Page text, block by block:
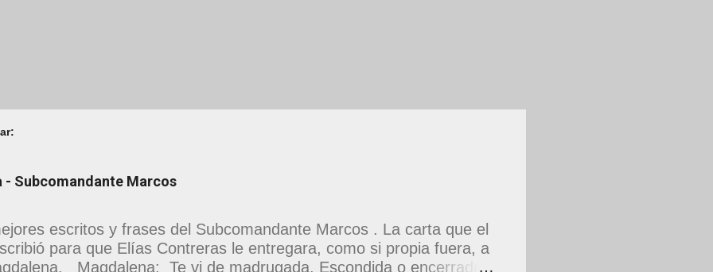
- Subcomandante Marcos
escritos y frases del Subcomandante Marcos . La carta que el
para que Elías Contreras le entregara, como si propia fuera, a
Magdalena: Te vi de madrugada. Escondida o encerrada